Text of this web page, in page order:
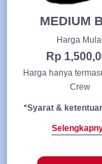
MEDIUM
Harga Mulai
Rp
Harga hanya
Crew
*Syarat &